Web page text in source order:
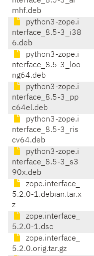
mhf.deb
python3-zope.i
nterface_8.5-3_i38
6.deb
python3-zope.i
nterface_8.5-3_loo
ng64.deb
python3-zope.i
nterface_8.5-3_pp
c64el.deb
python3-zope.i
nterface_8.5-3_ris
cv64.deb
python3-zope.i
nterface_8.5-3_s3
90x.deb
zope.interface_
5.2.0-1.debian.tar.x
z
zope.interface_
5.2.0-1.dsc
zope.interface_
5.2.0.orig.tar.gz